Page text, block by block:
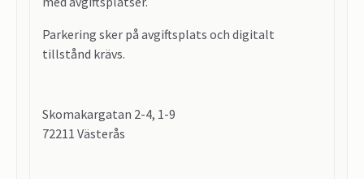
Parkering sker på avgiftsplats och digitalt
tillstånd krävs.
Skomakargatan 2-4, 1-9
72211 Västerås